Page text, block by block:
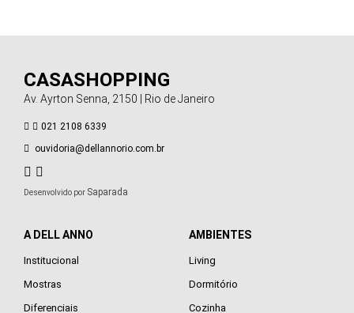
CASASHOPPING
Av. Ayrton Senna, 2150 | Rio de Janeiro
021 2108 6339
ouvidoria@dellannorio.com.br
Desenvolvido por Saparada
A DELL ANNO
Institucional
Mostras
Diferenciais
AMBIENTES
Living
Dormitório
Cozinha